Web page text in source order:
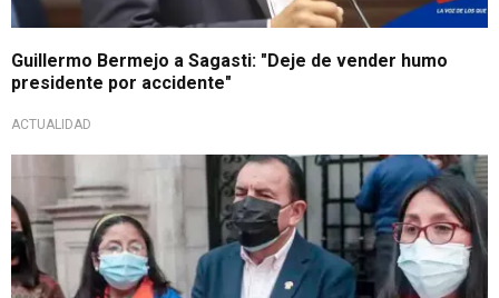
Guillermo Bermejo a Sagasti: "Deje de vender humo
presidente por accidente"
ACTUALIDAD